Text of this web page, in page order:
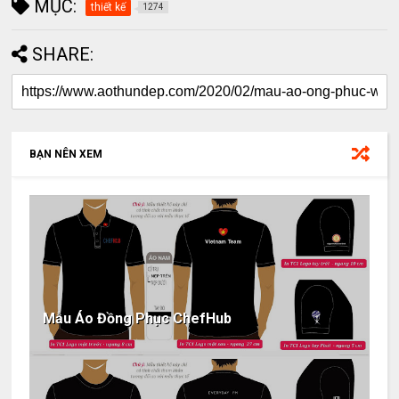
MỤC: thiết kế 1274
SHARE:
BẠN NÊN XEM
Mẫu Áo Đồng Phục ChefHub